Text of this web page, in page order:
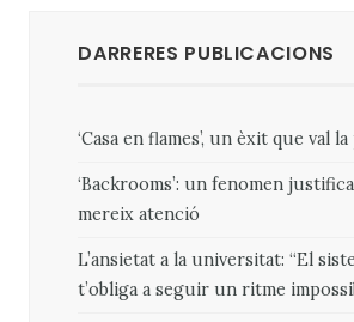
DARRERES PUBLICACIONS
‘Casa en flames’, un èxit que val
‘Backrooms’: un fenomen
mereix atenció
L’ansietat a la universitat: “El
t’obliga a seguir un ritme